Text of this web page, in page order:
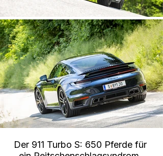
Der 911 Turbo S: 650 Pferde für